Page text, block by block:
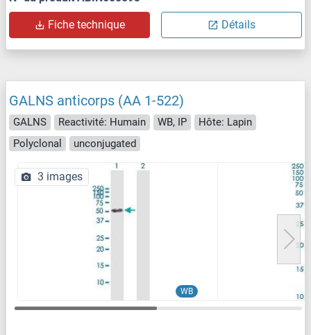
Fiche technique Détails
GALNS anticorps (AA 1-522)
GALNS Reactivité: Humain WB, IP
Hôte: Lapin
Polyclonal
unconjugated
WB
3 images